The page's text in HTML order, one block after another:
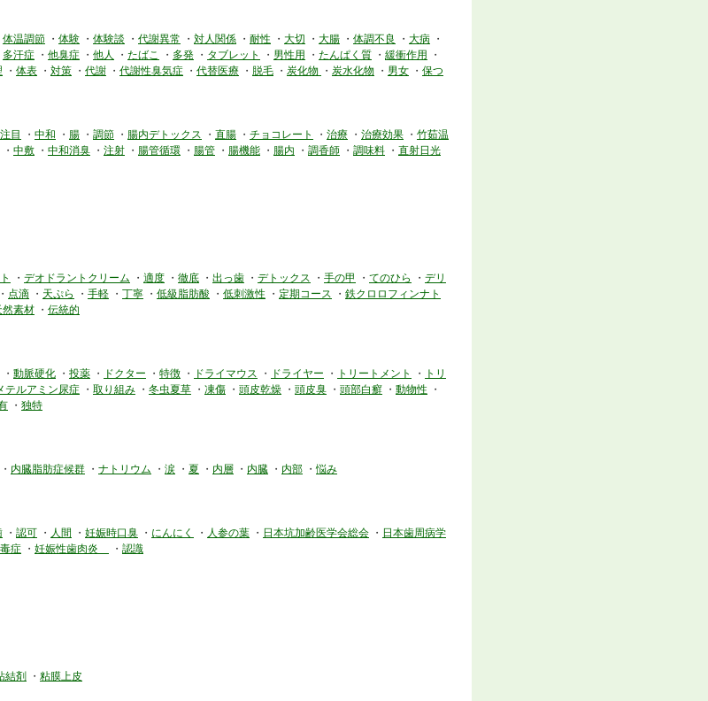
体温調節 ・ 体験 ・ 体験談 ・ 代謝異常 ・ 対人関係 ・ 耐性 ・ 大切 ・ 大腸 ・ 体調不良 ・ 大病 ・
多汗症 ・ 他臭症 ・ 他人 ・ たばこ ・ 多発 ・ タブレット ・ 男性用 ・ たんぱく質 ・ 緩衝作用
・
・ 体表 ・ 対策 ・ 代謝 ・ 代謝性臭気症 ・ 代替医療 ・ 脱毛 ・ 炭化物 ・ 炭水化物 ・ 男女 ・ 保つ
注目 ・ 中和 ・ 腸 ・ 調節 ・ 腸内デトックス ・ 直腸 ・ チョコレート ・ 治療 ・ 治療効果 ・ 竹茹温
・ 中敷 ・ 中和消臭 ・ 注射 ・ 腸管循環 ・ 腸管 ・ 腸機能 ・ 腸内 ・ 調香師 ・ 調味料 ・ 直射日光
・ デオドラントクリーム ・ 適度 ・ 徹底 ・ 出っ歯 ・ デトックス ・ 手の甲 ・ てのひら ・ デリ
・ 点滴 ・ 天ぷら ・ 手軽 ・ 丁寧 ・ 低級脂肪酸 ・ 低刺激性 ・ 定期コース ・ 鉄クロロフィンナト
然素材 ・ 伝統的
・ 動脈硬化 ・ 投薬 ・ ドクター ・ 特徴 ・ ドライマウス ・ ドライヤー ・ トリートメント ・
トリ
テルアミン尿症 ・ 取り組み ・ 冬虫夏草 ・ 凍傷 ・ 頭皮乾燥 ・ 頭皮臭 ・ 頭部白癬 ・ 動物性 ・
・ 独特
・ 内臓脂肪症候群 ・ ナトリウム ・ 涙 ・ 夏 ・ 内層 ・ 内臓 ・ 内部 ・悩み
・ 認可 ・ 人間 ・ 妊娠時口臭 ・ にんにく ・ 人参の葉 ・ 日本坑加齢医学会総会 ・ 日本歯周病学
症 ・ 妊娠性歯肉炎 ・ 認識
結剤 ・ 粘膜上皮